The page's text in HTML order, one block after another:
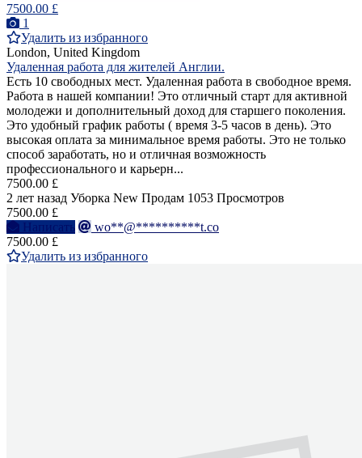
7500.00 £
1
Удалить из избранного
London, United Kingdom
Удаленная работа для жителей Англии.
Есть 10 свободных мест. Удаленная работа в свободное время.
Работа в нашей компании! Это отличный старт для активной
молодежи и дополнительный доход для старшего поколения.
Это удобный график работы ( время 3-5 часов в день). Это
высокая оплата за минимальное время работы. Это не только
способ заработать, но и отличная возможность
профессионального и карьерн...
7500.00 £
2 лет назад Уборка New Продам 1053 Просмотров
7500.00 £
Написать
wo**@**********t.co
7500.00 £
Удалить из избранного